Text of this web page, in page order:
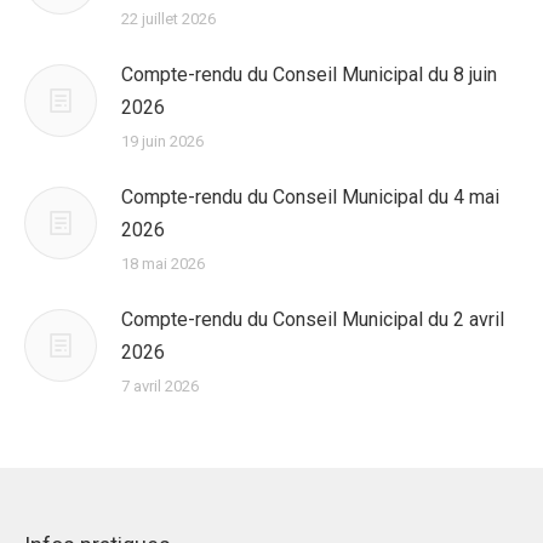
22 juillet 2026
Compte-rendu du Conseil Municipal du 8 juin
2026
19 juin 2026
Compte-rendu du Conseil Municipal du 4 mai
2026
18 mai 2026
Compte-rendu du Conseil Municipal du 2 avril
2026
7 avril 2026